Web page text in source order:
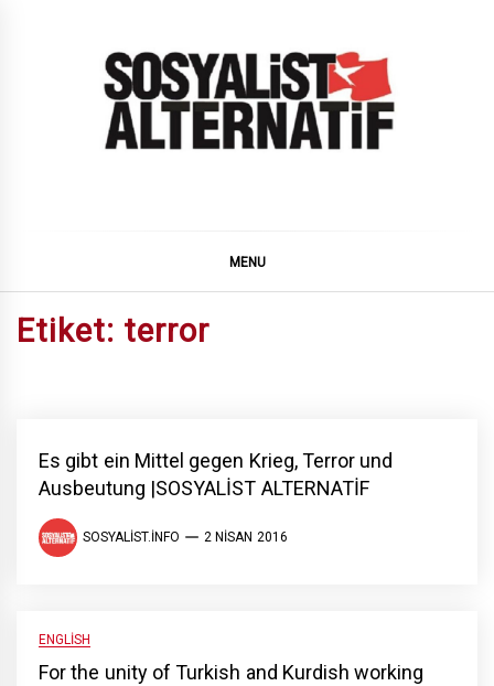
MENU
Etiket: terror
Es gibt ein Mittel gegen Krieg, Terror und
Ausbeutung |SOSYALİST ALTERNATİF
SOSYALIST.INFO 2 NISAN 2016
ENGLISH
For the unity of Turkish and Kurdish working